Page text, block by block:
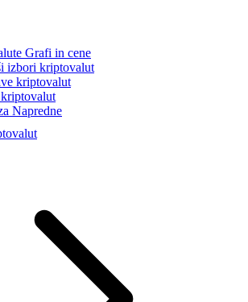
Grafi in cene
izbori kriptovalut
kriptovalut
Napredne